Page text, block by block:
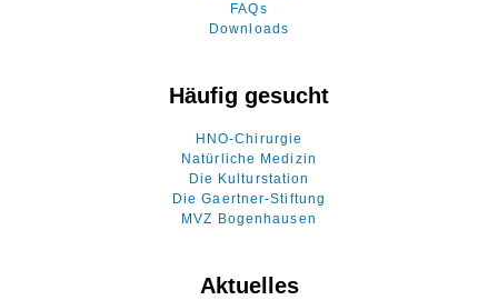
FAQs
Downloads
Häufig gesucht
HNO-Chirurgie
Natürliche Medizin
Die Kulturstation
Die Gaertner-Stiftung
MVZ Bogenhausen
Aktuelles